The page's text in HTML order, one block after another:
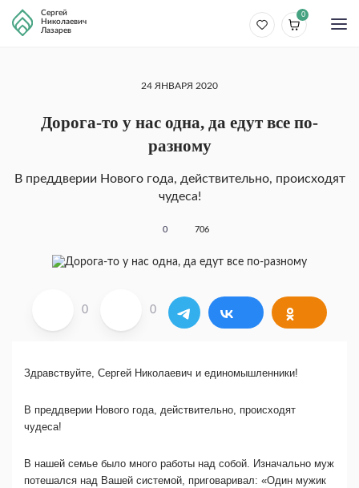
Сергей
Николаевич
Лазарев
0
24 ЯНВАРЯ 2020
Дорога-то у нас одна, да едут все по-
разному
В преддверии Нового года, действительно, происходят
чудеса!
0 706
0 0
Здравствуйте, Сергей Николаевич и единомышленники!
В преддверии Нового года, действительно, происходят
чудеса!
В нашей семье было много работы над собой. Изначально муж
потешался над Вашей системой, приговаривал: «Один мужик